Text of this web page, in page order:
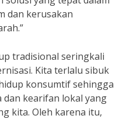
dan kerusakan
tradisional seringkali
Kita terlalu sibuk
konsumtif sehingga
dan kearifan lokal yang
kita. Oleh karena itu,